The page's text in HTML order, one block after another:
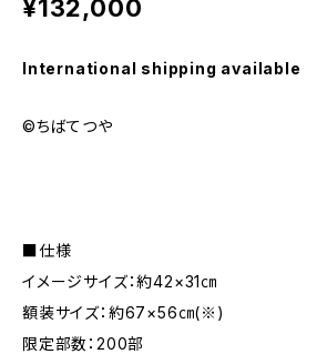
¥132,000
International shipping available
©ちばてつや
■仕様
イメージサイズ：約42×31㎝
額装サイズ：約67×56㎝(※)
限定部数：200部